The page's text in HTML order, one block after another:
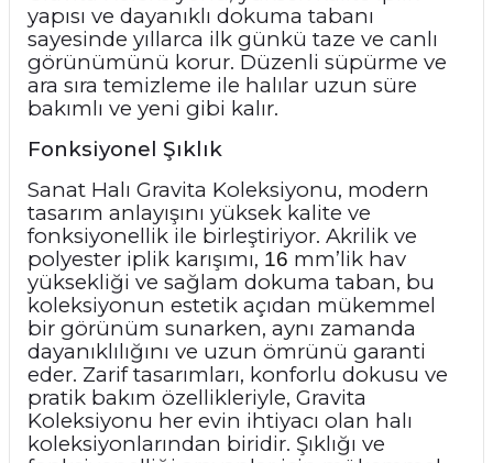
yapısı ve dayanıklı dokuma tabanı
sayesinde yıllarca ilk günkü taze ve canlı
görünümünü korur. Düzenli süpürme ve
ara sıra temizleme ile halılar uzun süre
bakımlı ve yeni gibi kalır.
Fonksiyonel Şıklık
Sanat Halı Gravita Koleksiyonu, modern
tasarım anlayışını yüksek kalite ve
fonksiyonellik ile birleştiriyor. Akrilik ve
polyester iplik karışımı, 16 mm’lik hav
yüksekliği ve sağlam dokuma taban, bu
koleksiyonun estetik açıdan mükemmel
bir görünüm sunarken, aynı zamanda
dayanıklılığını ve uzun ömrünü garanti
eder. Zarif tasarımları, konforlu dokusu ve
pratik bakım özellikleriyle, Gravita
Koleksiyonu her evin ihtiyacı olan halı
koleksiyonlarından biridir. Şıklığı ve